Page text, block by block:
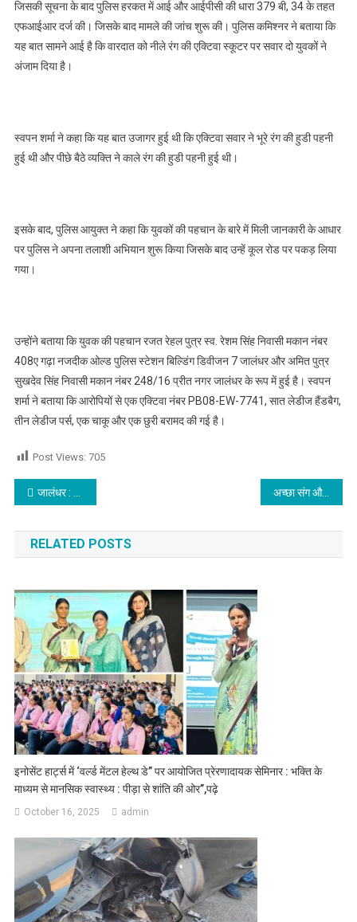
हैंडबैग सहित यह हुआ
बरामद, पढ़े
जिसकी सूचना के बाद पुलिस हरकत में आई और आईपीसी की धारा 379 बी, 34 के तहत
एफआईआर दर्ज की। जिसके बाद मामले की जांच शुरू की। पुलिस कमिश्नर ने बताया कि
यह बात सामने आई है कि वारदात को नीले रंग की एक्टिवा स्कूटर पर सवार दो युवकों ने
अंजाम दिया है।
स्वपन शर्मा ने कहा कि यह बात उजागर हुई थी कि एक्टिवा सवार ने भूरे रंग की हुडी पहनी
हुई थी और पीछे बैठे व्यक्ति ने काले रंग की हुडी पहनी हुई थी।
इसके बाद, पुलिस आयुक्त ने कहा कि युवकों की पहचान के बारे में मिली जानकारी के आधार
पर पुलिस ने अपना तलाशी अभियान शुरू किया जिसके बाद उन्हें कूल रोड पर पकड़ लिया
गया।
उन्होंने बताया कि युवक की पहचान रजत रेहल पुत्र स्व. रेशम सिंह निवासी मकान नंबर
408ए गढ़ा नजदीक ओल्ड पुलिस स्टेशन बिल्डिंग डिवीजन 7 जालंधर और अमित पुत्र
सुखदेव सिंह निवासी मकान नंबर 248/16 प्रीत नगर जालंधर के रूप में हुई है। स्वपन
शर्मा ने बताया कि आरोपियों से एक एक्टिवा नंबर PB08-EW-7741, सात लेडीज हैंडबैग,
तीन लेडीज पर्स, एक चाकू और एक छुरी बरामद की गई है।
Post Views: 705
Post navigation
जालंधर : पुलिस ने 1.5 किलो अफीम व हेरोइन के साथ तीन तस्करो को किया गिरफतार, पढ़े अच्छा संग और सदग्रन्थों का अध्ययन आपके चरित्र को उज्जवल कर देगा-नवजीत भारद्वाज
RELATED POSTS
इनोसेंट हार्ट्स में ‘वर्ल्ड मेंटल हेल्थ डे” पर आयोजित प्रेरणादायक सेमिनार : भक्ति के
माध्यम से मानसिक स्वास्थ्य : पीड़ा से शांति की ओर”,पढ़े
October 16, 2025 admin